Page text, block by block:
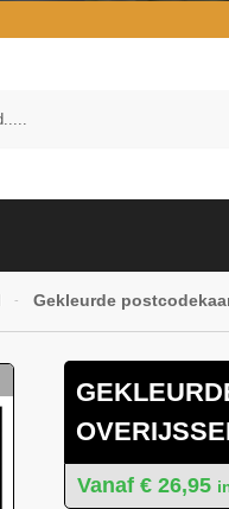
- Gekleurde
€ 26,95